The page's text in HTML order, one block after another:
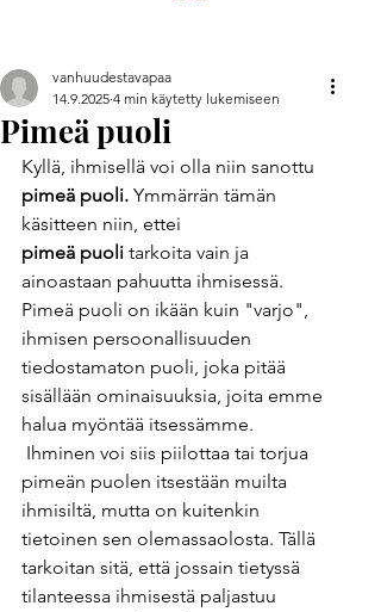
Pimeä puoli
vanhuudestavapaa
14.9.2025 4 min käytetty lukemiseen
Kyllä, ihmisellä voi olla niin sanottu
pimeä puoli. Ymmärrän tämän
käsitteen niin, ettei
pimeä puoli tarkoita vain ja
ainoastaan pahuutta ihmisessä.
Pimeä puoli on ikään kuin "varjo",
ihmisen persoonallisuuden
tiedostamaton puoli, joka pitää
sisällään ominaisuuksia, joita emme
halua myöntää itsessämme.
Ihminen voi siis piilottaa tai torjua
pimeän puolen itsestään muilta
ihmisiltä, mutta on kuitenkin
tietoinen sen olemassaolosta. Tällä
tarkoitan sitä, että jossain tietyssä
tilanteessa ihmisestä paljastuu